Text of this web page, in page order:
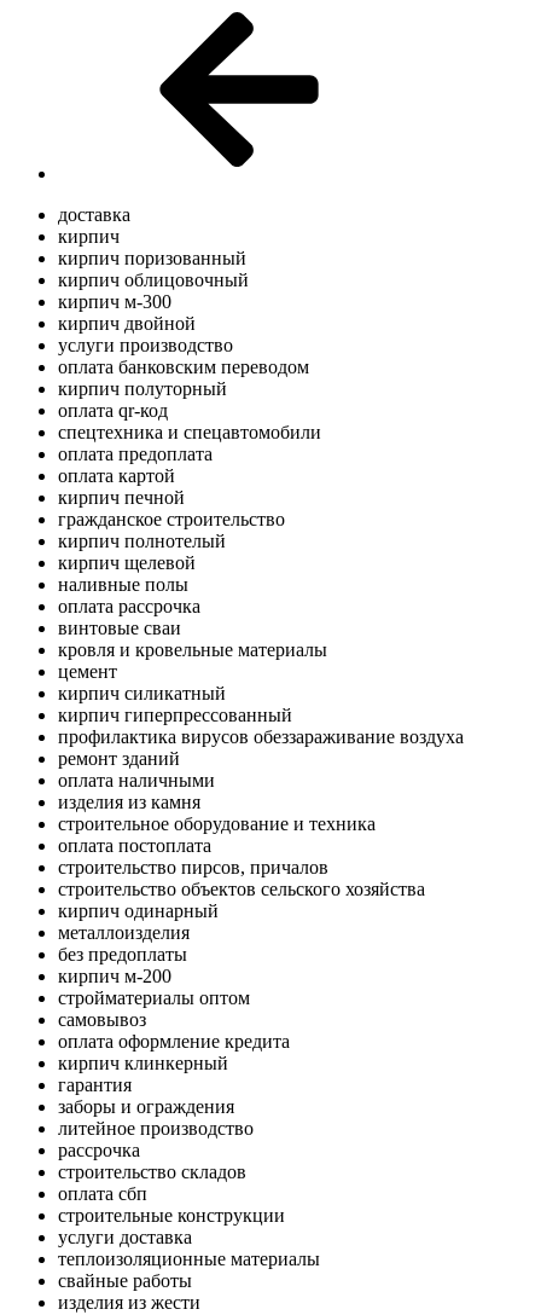
доставка
кирпич
кирпич поризованный
кирпич облицовочный
кирпич м-300
кирпич двойной
услуги производство
оплата банковским переводом
кирпич полуторный
оплата qr-код
спецтехника и спецавтомобили
оплата предоплата
оплата картой
кирпич печной
гражданское строительство
кирпич полнотелый
кирпич щелевой
наливные полы
оплата рассрочка
винтовые сваи
кровля и кровельные материалы
цемент
кирпич силикатный
кирпич гиперпрессованный
профилактика вирусов обеззараживание воздуха
ремонт зданий
оплата наличными
изделия из камня
строительное оборудование и техника
оплата постоплата
строительство пирсов, причалов
строительство объектов сельского хозяйства
кирпич одинарный
металлоизделия
без предоплаты
кирпич м-200
стройматериалы оптом
самовывоз
оплата оформление кредита
кирпич клинкерный
гарантия
заборы и ограждения
литейное производство
рассрочка
строительство складов
оплата сбп
строительные конструкции
услуги доставка
теплоизоляционные материалы
свайные работы
изделия из жести